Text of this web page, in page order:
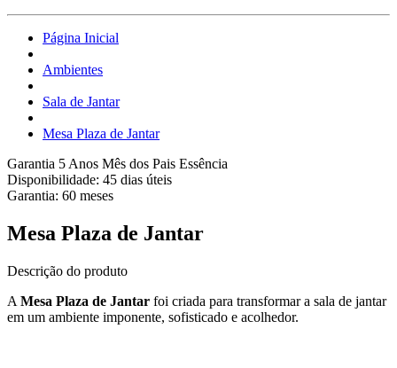
Página Inicial
Ambientes
Sala de Jantar
Mesa Plaza de Jantar
Garantia 5 Anos Mês dos Pais Essência
Disponibilidade: 45 dias úteis
Garantia: 60 meses
Mesa Plaza de Jantar
Descrição do produto
A Mesa Plaza de Jantar foi criada para transformar a sala de jantar
em um ambiente imponente, sofisticado e acolhedor.